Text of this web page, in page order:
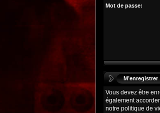
Mot de passe:
M’enregistrer
Vous devez être
également
notre politique de